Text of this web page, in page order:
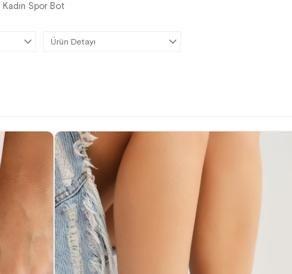
Kadın Spor Bot
Ürün Detayı